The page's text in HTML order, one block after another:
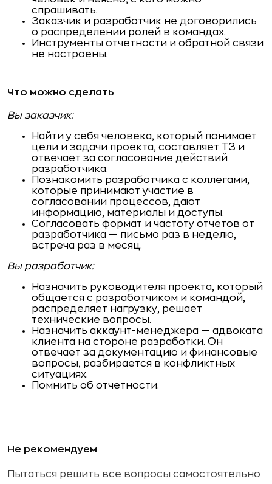
спрашивать.
Заказчик и разработчик не договорились
о распределении ролей в командах.
Инструменты отчетности и обратной связи
не настроены.
Что можно сделать
Вы заказчик:
Найти у себя человека, который понимает
цели и задачи проекта, составляет ТЗ и
отвечает за согласование действий
разработчика.
Познакомить разработчика с коллегами,
которые принимают участие в
согласовании процессов, дают
информацию, материалы и доступы.
Согласовать формат и частоту отчетов от
разработчика — письмо раз в неделю,
встреча раз в месяц.
Вы разработчик:
Назначить руководителя проекта, который
общается с разработчиком и командой,
распределяет нагрузку, решает
технические вопросы.
Назначить аккаунт-менеджера — адвоката
клиента на стороне разработки. Он
отвечает за документацию и финансовые
вопросы, разбирается в конфликтных
ситуациях.
Помнить об отчетности.
Не рекомендуем
Пытаться решить все вопросы самостоятельно